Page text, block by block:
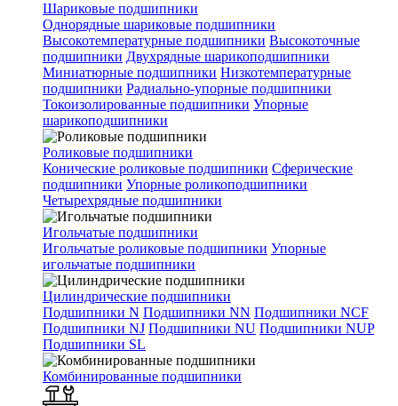
Шариковые подшипники
Однорядные шариковые подшипники
Высокотемпературные подшипники Высокоточные
подшипники Двухрядные шарикоподшипники
Миниатюрные подшипники Низкотемпературные
подшипники Радиально-упорные подшипники
Токоизолированные подшипники Упорные
шарикоподшипники
Роликовые подшипники
Конические роликовые подшипники Сферические
подшипники Упорные роликоподшипники
Четырехрядные подшипники
Игольчатые подшипники
Игольчатые роликовые подшипники Упорные
игольчатые подшипники
Цилиндрические подшипники
Подшипники N Подшипники NN Подшипники NCF
Подшипники NJ Подшипники NU Подшипники NUP
Подшипники SL
Комбинированные подшипники